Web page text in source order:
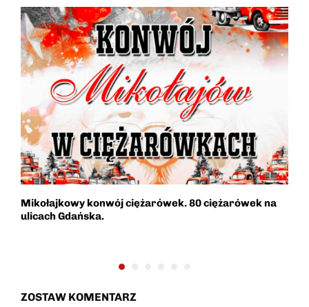
Mikołajkowy konwój ciężarówek. 80 ciężarówek na
ulicach Gdańska.
ZOSTAW KOMENTARZ